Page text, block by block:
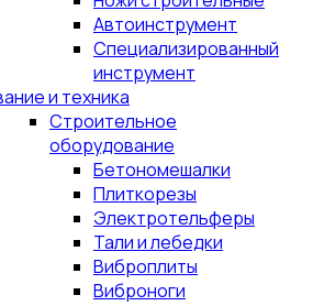
Автоинструмент
Специализированный
инструмент
и техника
Строительное
оборудование
Бетономешалки
Плиткорезы
Электротельферы
Тали и лебедки
Виброплиты
Виброноги